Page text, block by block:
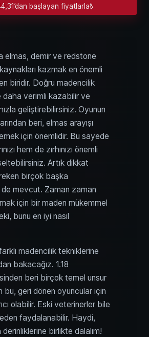
başlayan fiyatlarla₺
elmas, demir ve redstone
kazmak en önemli
biridir. Doğru madencilik
daha verimli kazabilir ve
hızla geliştirebilirsiniz. Oyunun
beri, elmas arayışı
için önemlidir. Bu sayede
hem de zırhınızı önemli
Artık dikkat
birçok başka
mevcut. Zaman zaman
için bir maden mükemmel
bunu en iyi nasıl
madencilik tekniklerine
bakacağız. 1.18
beri birçok temel unsur
bu, geri dönen oyuncular için
olabilir. Eski veterinerler bile
faydalanabilir. Haydi,
derinliklerine birlikte dalalım!